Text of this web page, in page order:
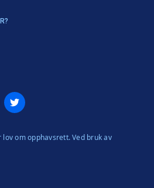
Twitter
om opphavsrett. Ved bruk av